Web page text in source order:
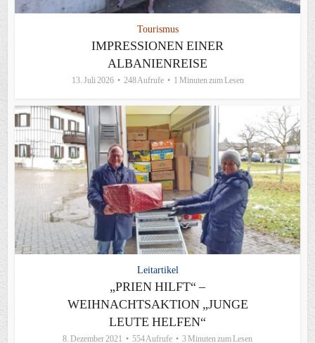
Tourismus
IMPRESSIONEN EINER
ALBANIENREISE
13. Juli 2026 248 Aufrufe 1 Minuten zum Lesen
Leitartikel
„PRIEN HILFT“ –
WEIHNACHTSAKTION „JUNGE
LEUTE HELFEN“
8. Dezember 2021 554 Aufrufe 3 Minuten zum Lesen